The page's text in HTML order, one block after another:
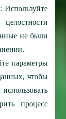
Используйте
не были
параметры
чтобы
процесс